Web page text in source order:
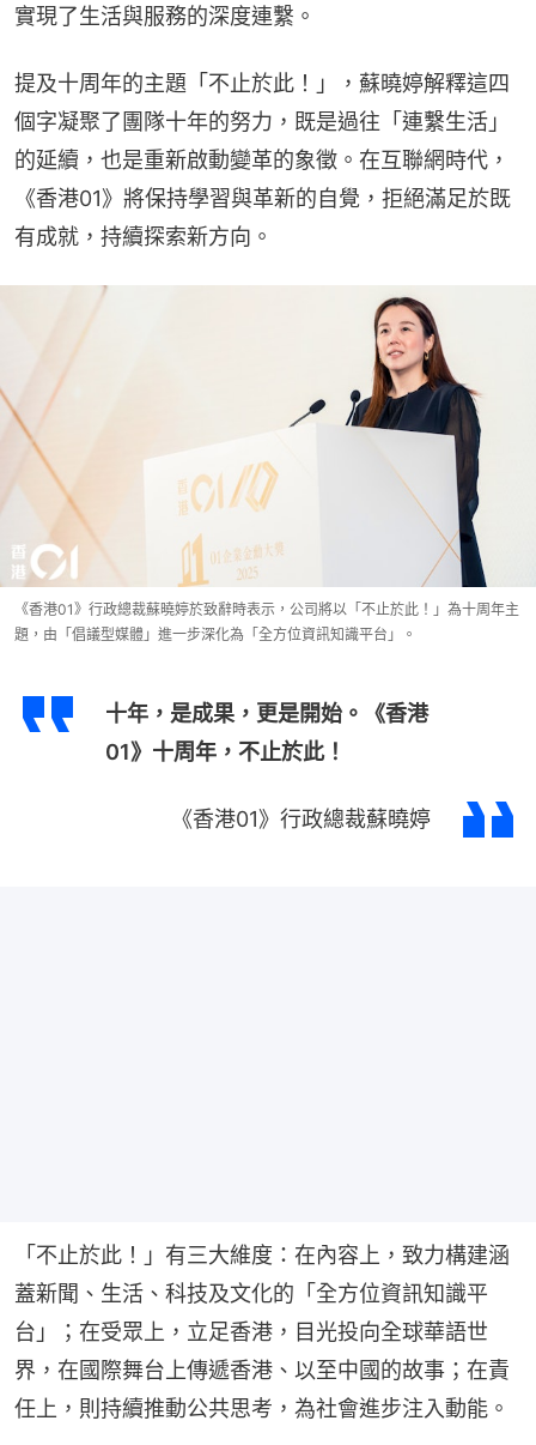
實現了生活與服務的深度連繫。
提及十周年的主題「不止於此！」，蘇曉婷解釋這四
個字凝聚了團隊十年的努力，既是過往「連繫生活」
的延續，也是重新啟動變革的象徵。在互聯網時代，
《香港01》將保持學習與革新的自覺，拒絕滿足於既
有成就，持續探索新方向。
《香港01》行政總裁蘇曉婷於致辭時表示，公司將以「不止於此！」為十周年主
題，由「倡議型媒體」進一步深化為「全方位資訊知識平台」。
十年，是成果，更是開始。《香港
01》十周年，不止於此！
《香港01》行政總裁蘇曉婷
「不止於此！」有三大維度：在內容上，致力構建涵
蓋新聞、生活、科技及文化的「全方位資訊知識平
台」；在受眾上，立足香港，目光投向全球華語世
界，在國際舞台上傳遞香港、以至中國的故事；在責
任上，則持續推動公共思考，為社會進步注入動能。